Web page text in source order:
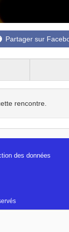
Partager sur
rencontre.
des données